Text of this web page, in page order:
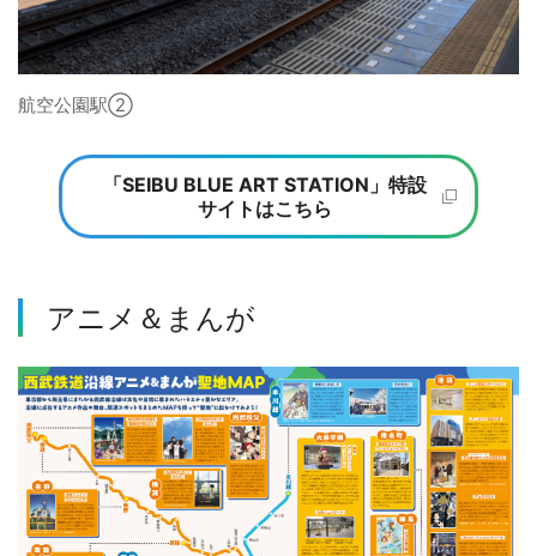
航空公園駅②
「SEIBU BLUE ART STATION」特設
サイトはこちら
アニメ＆まんが